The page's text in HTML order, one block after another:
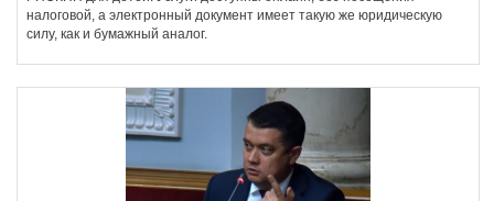
налоговой, а электронный документ имеет такую же юридическую
силу, как и бумажный аналог.